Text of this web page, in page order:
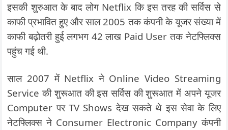
इसकी शुरुआत के बाद लोग Netflix कि इस तरह की सर्विस से
काफी प्रभावित हुए और साल 2005 तक कंपनी के यूजर संख्या में
काफी बढ़ोतरी हुई लगभग 42 लाख Paid User तक नेटफ्लिक्स
पहुंच गई थी.
साल 2007 में Netflix ने Online Video Streaming
Service की शुरूआत की इस सर्विस की शुरूआत में अपने यूजर
Computer पर TV Shows देख सकते थे इस सेवा के लिए
नेटफ्लिक्स ने Consumer Electronic Company कंपनी